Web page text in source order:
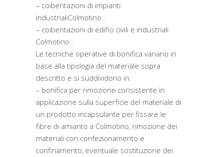
– coibentazioni di impianti
industrialiColmotino .
– coibentazioni di edifici civili e industriali
Colmotino .
Le tecniche operative di bonifica variano in
base alla tipologia del materiale sopra
descritto e si suddividono in:
– bonifica per rimozione consistente in
applicazione sulla superficie del materiale di
un prodotto incapsulante per fissare le
fibre di amianto a Colmotino, rimozione dei
materiali con confezionamento e
confinamento, eventuale sostituzione dei